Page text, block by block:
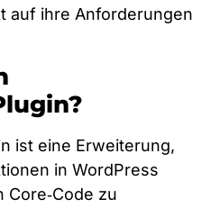
auf ihre Anforderungen
ist eine Erweiterung,
in WordPress
Core‑Code zu